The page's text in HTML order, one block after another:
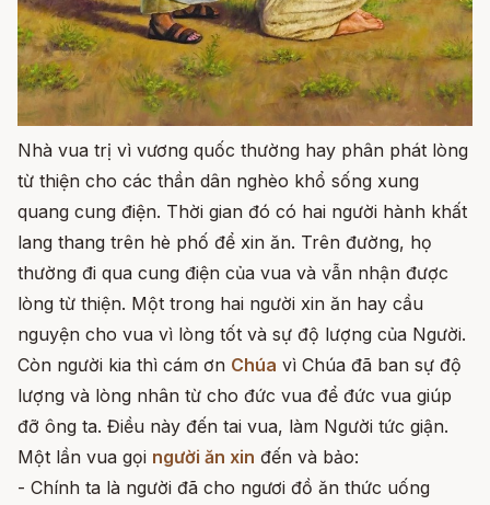
Nhà vua trị vì vương quốc thường hay phân phát lòng
từ thiện cho các thần dân nghèo khổ sống xung
quang cung điện. Thời gian đó có hai người hành khất
lang thang trên hè phố để xin ăn. Trên đường, họ
thường đi qua cung điện của vua và vẫn nhận được
lòng từ thiện. Một trong hai người xin ăn hay cầu
nguyện cho vua vì lòng tốt và sự độ lượng của Người.
Còn người kia thì cám ơn Chúa vì Chúa đã ban sự độ
lượng và lòng nhân từ cho đức vua để đức vua giúp
đỡ ông ta. Điều này đến tai vua, làm Người tức giận.
Một lần vua gọi người ăn xin đến và bảo:
- Chính ta là người đã cho ngươi đồ ăn thức uống